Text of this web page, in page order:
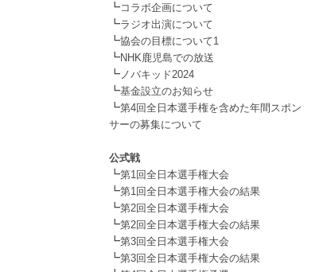
┗コラボ企画について
┗ラジオ出演について
┗協会の目標について1
┗NHK鹿児島での放送
┗ ノバキッド2024
┗基金設立のお知らせ
┗第4回全日本選手権を含めた年間スポン
サーの募集について
公式戦
┗第1回全日本選手権大会
┗第1回全日本選手権大会の結果
┗第2回全日本選手権大会
┗第2回全日本選手権大会の結果
┗第3回全日本選手権大会
┗第3回全日本選手権大会の結果